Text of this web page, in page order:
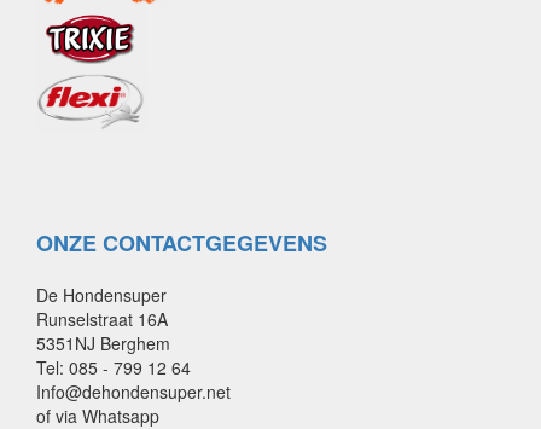
ONZE CONTACTGEGEVENS
De Hondensuper
Runselstraat 16A
5351NJ Berghem
Tel: 085 - 799 12 64
Info@dehondensuper.net
of via Whatsapp